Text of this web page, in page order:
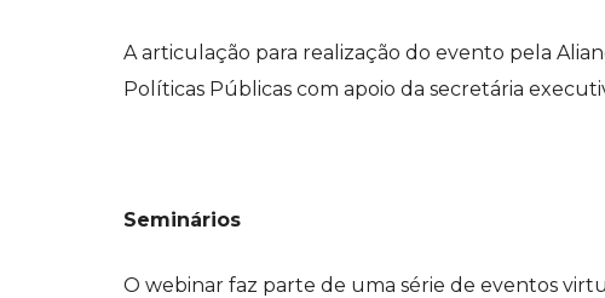
A articulação para realização do evento pela
Políticas Públicas com apoio da secretária
Seminários
O webinar faz parte de uma série de eventos